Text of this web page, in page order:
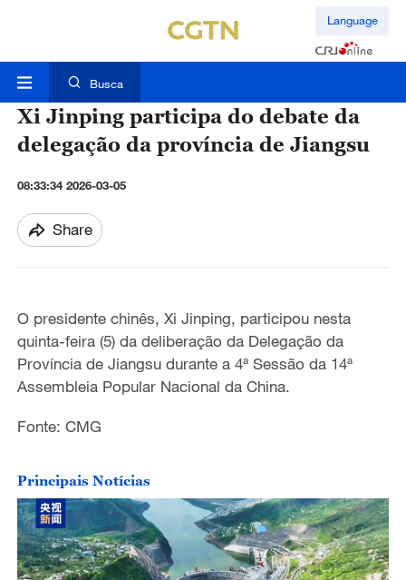
Language
Busca
Xi Jinping participa do debate da
delegação da província de Jiangsu
08:33:34 2026-03-05
Share
O presidente chinês, Xi Jinping, participou nesta
quinta-feira (5) da deliberação da Delegação da
Província de Jiangsu durante a 4ª Sessão da 14ª
Assembleia Popular Nacional da China.
Fonte: CMG
Principais Notícias